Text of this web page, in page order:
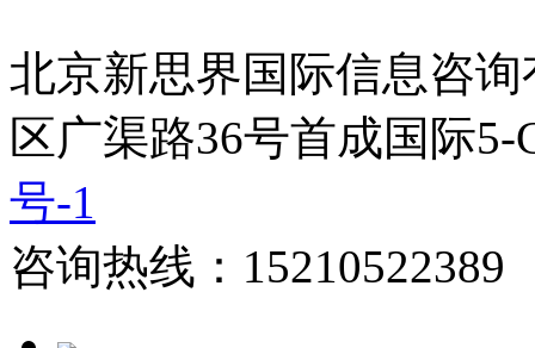
北京新思界国际信息咨
区广渠路36号首成国际
号-1
咨询热线：